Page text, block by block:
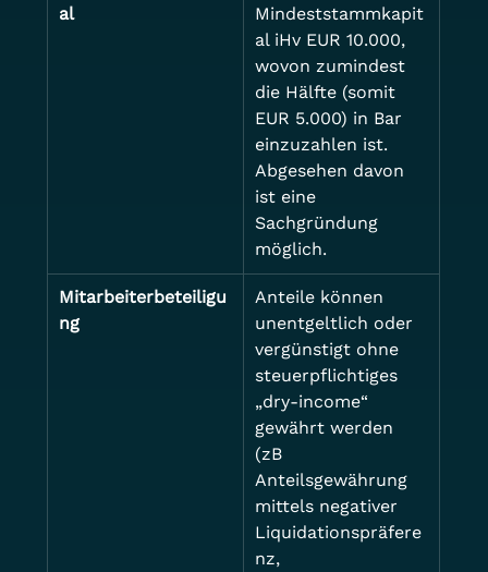
al
Mindeststammkapit
al iHv EUR 10.000,
wovon zumindest
die Hälfte (somit
EUR 5.000) in Bar
einzuzahlen ist.
Abgesehen davon
ist eine
Sachgründung
möglich.
Mitarbeiterbeteiligu
ng
Anteile können
unentgeltlich oder
vergünstigt ohne
steuerpflichtiges
„dry-income“
gewährt werden
(zB
Anteilsgewährung
mittels negativer
Liquidationspräfere
nz,